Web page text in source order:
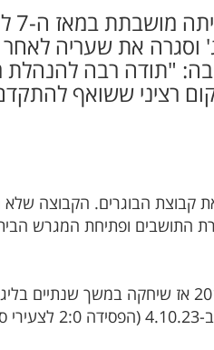
וסגרה את שעריה
"תודה רבה להנהלת
רציני ששואף
סקציה מעלות פותחת מחדש את קבוצת
התושבים ופתיחת המגרש
סקציה מעלות הייתה אחת הקבוצות הוותיקות באזור הצפון ולשיאה הגיעה